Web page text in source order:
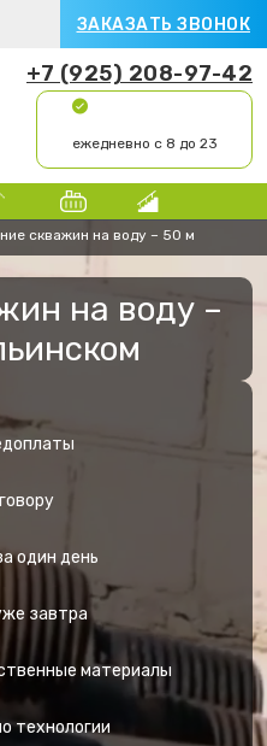
ЗАКАЗАТЬ ЗВОНОК
+7 (925) 208-97-42
ежедневно с 8 до 23
скважин на воду – 50 м
на воду –
один день
завтра
материалы
технологии